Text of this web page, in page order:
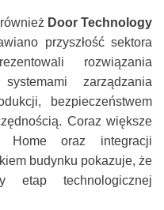
Door Technology
przyszłość sektora
rozwiązania
zarządzania
bezpieczeństwem
Coraz większe
Home oraz integracji
budynku pokazuje, że
etap technologicznej